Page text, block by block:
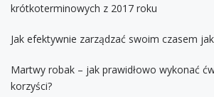
krótkoterminowych z 2017 roku
Jak efektywnie zarządzać swoim czasem
Martwy robak – jak prawidłowo wykonać
korzyści?